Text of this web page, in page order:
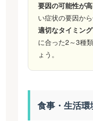
要因の可能性が
い症状の要因か
適切なタイミン
に合った2～3種
ょう。
食事・生活